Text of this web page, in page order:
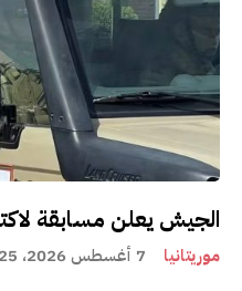
الجيش يعلن مسابقة
موريتانيا 7 أغسطس 2026، 15:25 مساءً